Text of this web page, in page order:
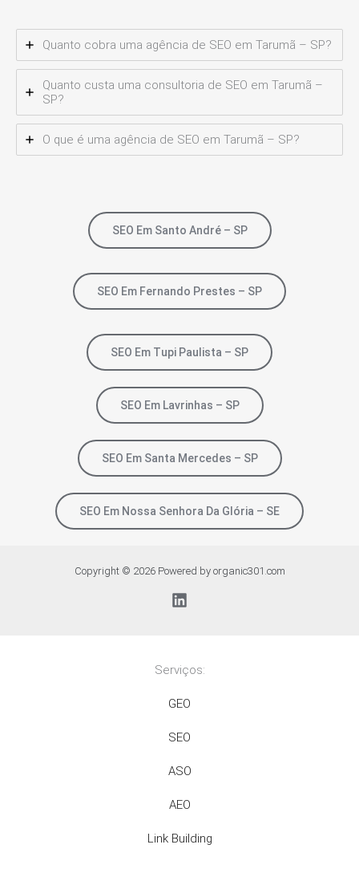
Quanto cobra uma agência de SEO em Tarumã – SP?
Quanto custa uma consultoria de SEO em Tarumã –
SP?
O que é uma agência de SEO em Tarumã – SP?
SEO Em Santo André – SP
SEO Em Fernando Prestes – SP
SEO Em Tupi Paulista – SP
SEO Em Lavrinhas – SP
SEO Em Santa Mercedes – SP
SEO Em Nossa Senhora Da Glória – SE
Copyright © 2026 Powered by organic301.com
Serviços:
GEO
SEO
ASO
AEO
Link Building